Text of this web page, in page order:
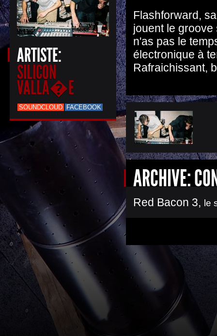
ARTISTE:
SILICON
VALLÃ�E
SOUNDCLOUD FACEBOOK
Flashforward,
jouent le
n'as pas le
électronique à
Rafraichissant,
ARCHIVE:
Red Bacon 3, le